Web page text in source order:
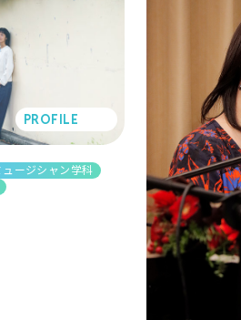
PROFILE
ュージシャン学科